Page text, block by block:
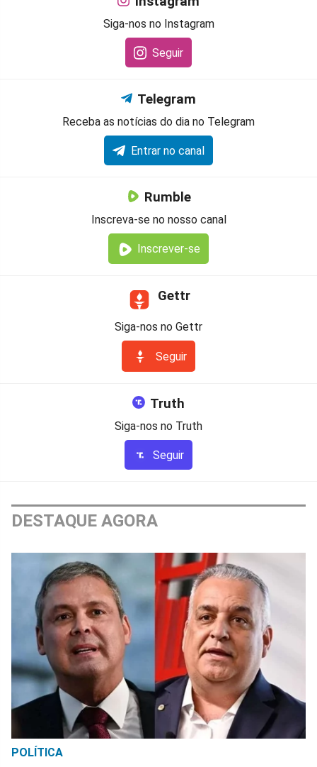
Siga-nos no Instagram
Seguir
Telegram
Receba as notícias do dia no Telegram
Entrar no canal
Rumble
Inscreva-se no nosso canal
Inscrever-se
Gettr
Siga-nos no Gettr
Seguir
Truth
Siga-nos no Truth
Seguir
DESTAQUE AGORA
POLÍTICA